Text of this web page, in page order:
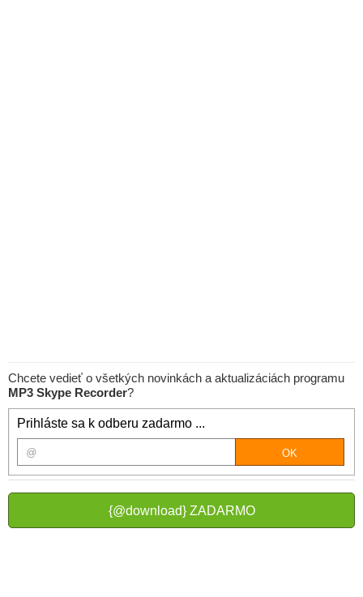
Chcete vedieť o všetkých novinkách a aktualizáciách programu
MP3 Skype Recorder?
Prihláste sa k odberu zadarmo ...
{@download} ZADARMO